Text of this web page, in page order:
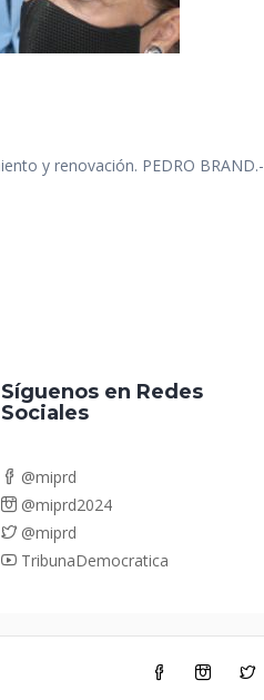
y renovación. PEDRO BRAND.-
Síguenos en Redes
Sociales
@miprd
@miprd2024
@miprd
TribunaDemocratica